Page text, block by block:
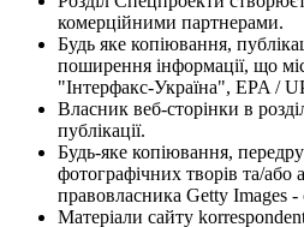
комерційними партнерами.
Будь яке копіювання,
поширення інформації, що
"Інтерфакс-Україна", EPA /
Власник веб-сторінки в
публікації.
Будь-яке копіювання,
фотографічних творів та/або
правовласника Getty Images -
Матеріали сайту